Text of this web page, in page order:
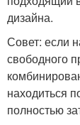
дизайна.
Совет: если
свободного
находиться
полностью